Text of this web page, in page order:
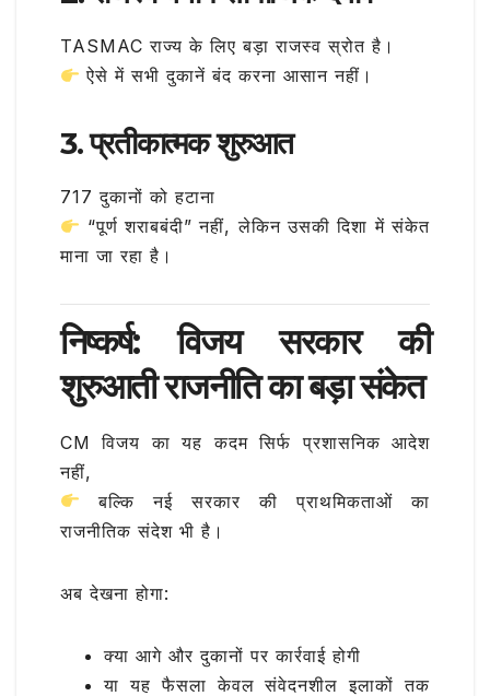
TASMAC राज्य के लिए बड़ा राजस्व स्रोत है।
ऐसे में सभी दुकानें बंद करना आसान नहीं।
3. प्रतीकात्मक शुरुआत
717 दुकानों को हटाना
“पूर्ण शराबबंदी” नहीं, लेकिन उसकी दिशा में संकेत
माना जा रहा है।
निष्कर्ष: विजय सरकार की
शुरुआती राजनीति का बड़ा संकेत
CM विजय का यह कदम सिर्फ प्रशासनिक आदेश
नहीं,
बल्कि नई सरकार की प्राथमिकताओं का
राजनीतिक संदेश भी है।
अब देखना होगा:
क्या आगे और दुकानों पर कार्रवाई होगी
या यह फैसला केवल संवेदनशील इलाकों तक